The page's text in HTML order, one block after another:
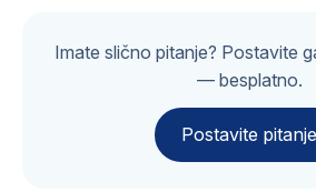
Imate slično pitanje? Postavite
— besplatno.
Postavite pitanje